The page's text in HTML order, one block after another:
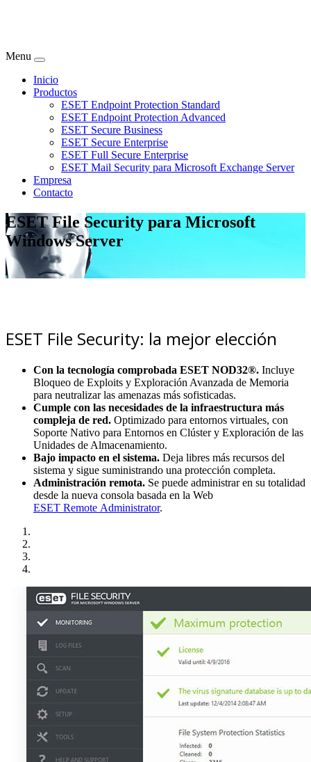
Menu
Inicio
Productos
ESET Endpoint Protection Standard
ESET Endpoint Protection Advanced
ESET Secure Business
ESET Secure Enterprise
ESET Full Secure Enterprise
ESET Mail Security para Microsoft Exchange Server
Empresa
Contacto
ESET File Security para Microsoft
Windows Server
ESET File Security: la mejor elección
Con la tecnología comprobada ESET NOD32®. Incluye
Bloqueo de Exploits y Exploración Avanzada de Memoria
para neutralizar las amenazas más sofisticadas.
Cumple con las necesidades de la infraestructura más
compleja de red. Optimizado para entornos virtuales, con
Soporte Nativo para Entornos en Clúster y Exploración de las
Unidades de Almacenamiento.
Bajo impacto en el sistema. Deja libres más recursos del
sistema y sigue suministrando una protección completa.
Administración remota. Se puede administrar en su totalidad
desde la nueva consola basada en la Web
ESET Remote Administrator.